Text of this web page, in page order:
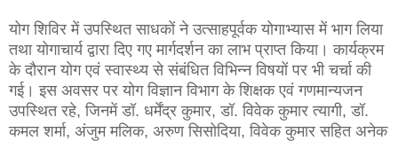
योग शिविर में उपस्थित साधकों ने उत्साहपूर्वक योगाभ्यास में भाग लिया
तथा योगाचार्य द्वारा दिए गए मार्गदर्शन का लाभ प्राप्त किया। कार्यक्रम
के दौरान योग एवं स्वास्थ्य से संबंधित विभिन्न विषयों पर भी चर्चा की
गई। इस अवसर पर योग विज्ञान विभाग के शिक्षक एवं गणमान्यजन
उपस्थित रहे, जिनमें डॉ. धर्मेंद्र कुमार, डॉ. विवेक कुमार त्यागी, डॉ.
कमल शर्मा, अंजुम मलिक, अरुण सिसोदिया, विवेक कुमार सहित अनेक